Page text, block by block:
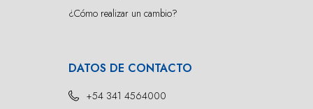
¿Cómo realizar un cambio?
DATOS DE CONTACTO
+54 341 4564000